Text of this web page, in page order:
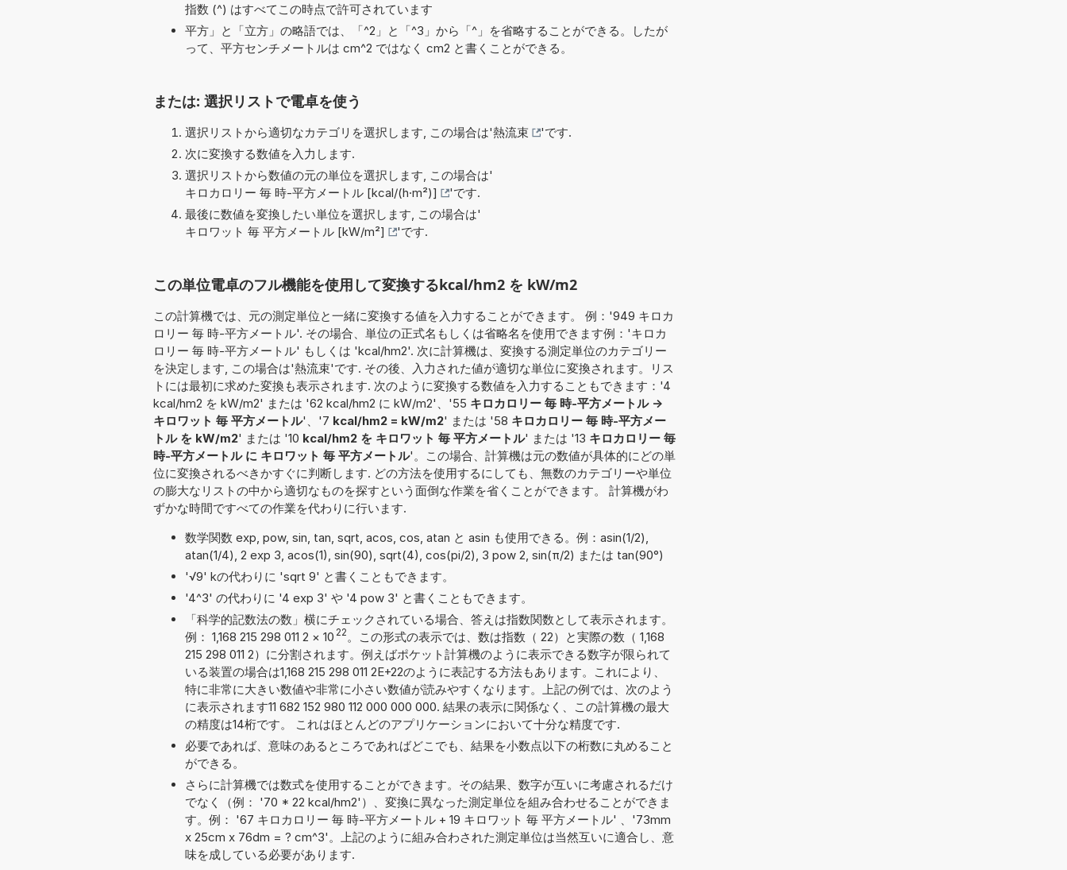
指数 (^) はすべてこの時点で許可されています
平方」と「立方」の略語では、「^2」と「^3」から「^」を省略することができる。したが
って、平方センチメートルは cm^2 ではなく cm2 と書くことができる。
または: 選択リストで電卓を使う
選択リストから適切なカテゴリを選択します, この場合は'熱流束
'です.
次に変換する数値を入力します.
選択リストから数値の元の単位を選択します, この場合は'
キロカロリー 毎 時-平方メートル [kcal/(h·m²)]
'です.
最後に数値を変換したい単位を選択します, この場合は'
キロワット 毎 平方メートル [kW/m²]
'です.
この単位電卓のフル機能を使用して変換するkcal/hm2 を kW/m2
この計算機では、元の測定単位と一緒に変換する値を入力することができます。 例：'949 キロカ
ロリー 毎 時-平方メートル'. その場合、単位の正式名もしくは省略名を使用できます例：'キロカ
ロリー 毎 時-平方メートル' もしくは 'kcal/hm2'. 次に計算機は、変換する測定単位のカテゴリー
を決定します, この場合は'熱流束'です. その後、入力された値が適切な単位に変換されます。リス
トには最初に求めた変換も表示されます. 次のように変換する数値を入力することもできます：'4
kcal/hm2 を kW/m2' または '62 kcal/hm2 に kW/m2'、'55 キロカロリー 毎 時-平方メートル ->
キロワット 毎 平方メートル'、'7 kcal/hm2 = kW/m2' または '58 キロカロリー 毎 時-平方メー
トル を kW/m2' または '10 kcal/hm2 を キロワット 毎 平方メートル' または '13 キロカロリー 毎
時-平方メートル に キロワット 毎 平方メートル'。この場合、計算機は元の数値が具体的にどの単
位に変換されるべきかすぐに判断します. どの方法を使用するにしても、無数のカテゴリーや単位
の膨大なリストの中から適切なものを探すという面倒な作業を省くことができます。 計算機がわ
ずかな時間ですべての作業を代わりに行います.
数学関数 exp, pow, sin, tan, sqrt, acos, cos, atan と asin も使用できる。例：asin(1/2),
atan(1/4), 2 exp 3, acos(1), sin(90), sqrt(4), cos(pi/2), 3 pow 2, sin(π/2) または tan(90°)
'√9' kの代わりに 'sqrt 9' と書くこともできます。
'4^3' の代わりに '4 exp 3' や '4 pow 3' と書くこともできます。
「科学的記数法の数」横にチェックされている場合、答えは指数関数として表示されます。
例： 1,168 215 298 011 2 × 10 22 。この形式の表示では、数は指数（ 22）と実際の数（ 1,168
215 298 011 2）に分割されます。例えばポケット計算機のように表示できる数字が限られて
いる装置の場合は1,168 215 298 011 2E+22のように表記する方法もあります。これにより、
特に非常に大きい数値や非常に小さい数値が読みやすくなります。上記の例では、次のよう
に表示されます11 682 152 980 112 000 000 000. 結果の表示に関係なく、この計算機の最大
の精度は14桁です。 これはほとんどのアプリケーションにおいて十分な精度です.
必要であれば、意味のあるところであればどこでも、結果を小数点以下の桁数に丸めること
ができる。
さらに計算機では数式を使用することができます。その結果、数字が互いに考慮されるだけ
でなく（例： '70 * 22 kcal/hm2'）、変換に異なった測定単位を組み合わせることができま
す。例： '67 キロカロリー 毎 時-平方メートル + 19 キロワット 毎 平方メートル' 、'73mm
x 25cm x 76dm = ? cm^3'。上記のように組み合わされた測定単位は当然互いに適合し、意
味を成している必要があります.